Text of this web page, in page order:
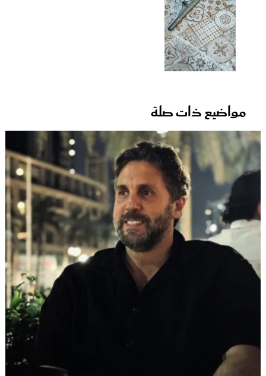
مواضيع ذات صلة